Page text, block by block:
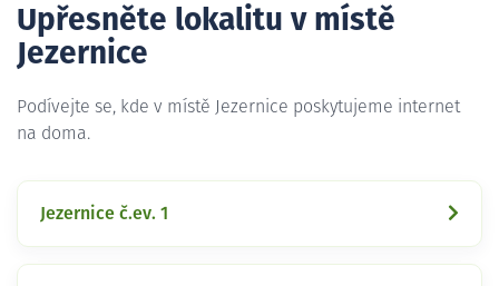
Upřesněte lokalitu v místě
Jezernice
Podívejte se, kde v místě Jezernice poskytujeme internet
na doma.
Jezernice č.ev. 1